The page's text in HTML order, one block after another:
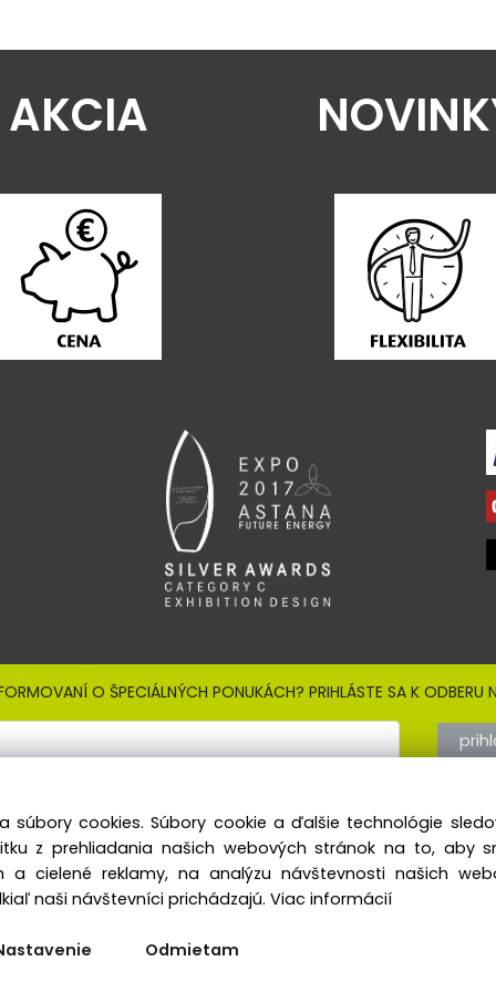
AKCIA
O ŠPECIÁLNÝCH PONUKÁCH? PRIHLÁSTE SA K ODBERU
33 544 6440
905 417 170
SOCIÁLNE SIETE:
facebook.com/xtraslovakia
instagram.com/xtraslovakia
súbory cookies. Súbory cookie a ďalšie technológie
z prehliadania našich webových stránok na to, aby
a cielené reklamy, na analýzu návštevnosti našich
naši návštevníci prichádzajú. Viac informácií
Odmietam